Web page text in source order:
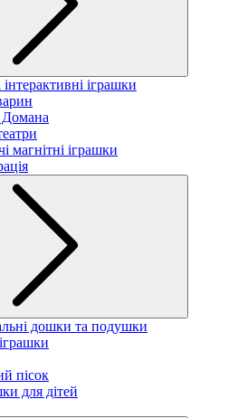
іграшки
магнітні іграшки
дошки та подушки
пісок
для дітей